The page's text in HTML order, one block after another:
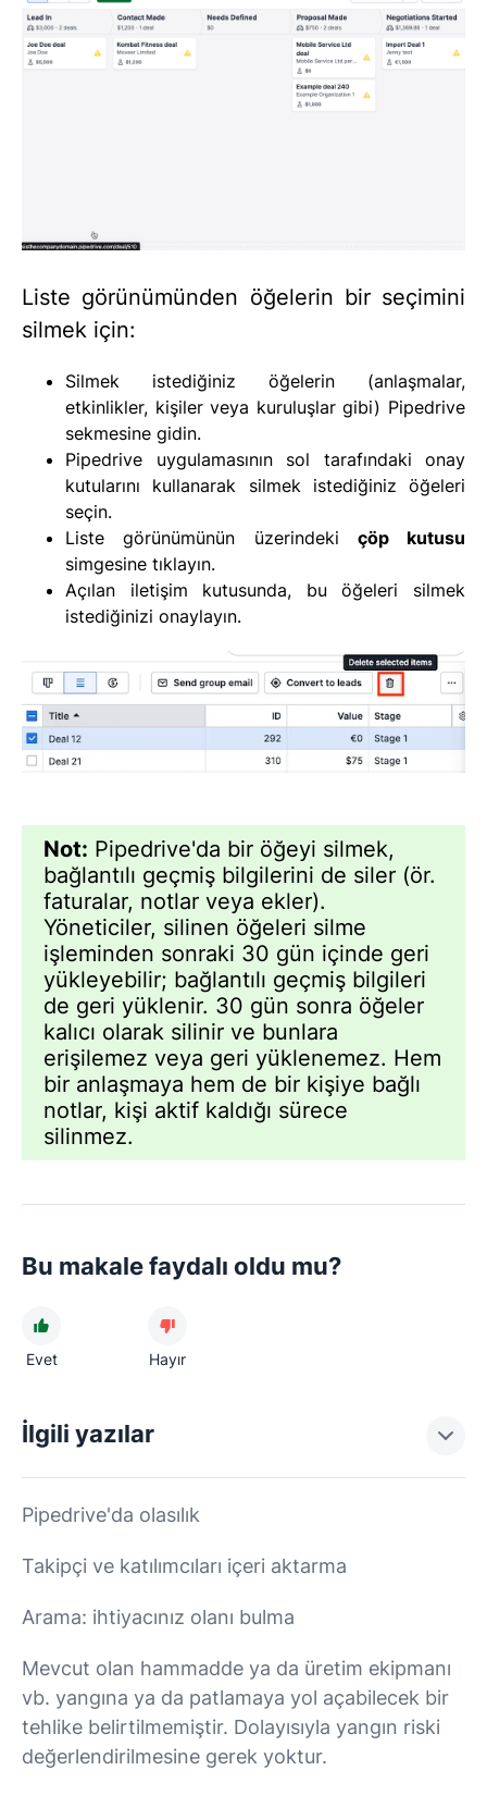
Liste görünümünden öğelerin bir seçimini
silmek için:
Silmek istediğiniz öğelerin (anlaşmalar,
etkinlikler, kişiler veya kuruluşlar gibi) Pipedrive
sekmesine gidin.
Pipedrive uygulamasının sol tarafındaki onay
kutularını kullanarak silmek istediğiniz öğeleri
seçin.
Liste görünümünün üzerindeki çöp kutusu
simgesine tıklayın.
Açılan iletişim kutusunda, bu öğeleri silmek
istediğinizi onaylayın.
Not: Pipedrive'da bir öğeyi silmek,
bağlantılı geçmiş bilgilerini de siler (ör.
faturalar, notlar veya ekler).
Yöneticiler, silinen öğeleri silme
işleminden sonraki 30 gün içinde geri
yükleyebilir; bağlantılı geçmiş bilgileri
de geri yüklenir. 30 gün sonra öğeler
kalıcı olarak silinir ve bunlara
erişilemez veya geri yüklenemez. Hem
bir anlaşmaya hem de bir kişiye bağlı
notlar, kişi aktif kaldığı sürece
silinmez.
Bu makale faydalı oldu mu?
Evet Hayır
İlgili yazılar
Pipedrive'da olasılık
Takipçi ve katılımcıları içeri aktarma
Arama: ihtiyacınız olanı bulma
Mevcut olan hammadde ya da üretim ekipmanı
vb. yangına ya da patlamaya yol açabilecek bir
tehlike belirtilmemiştir. Dolayısıyla yangın riski
değerlendirilmesine gerek yoktur.